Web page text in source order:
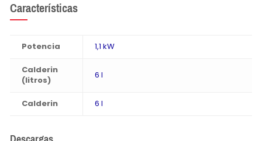
Características
Potencia 1,1 kW
Calderin
(litros)
6 l
Calderin 6 l